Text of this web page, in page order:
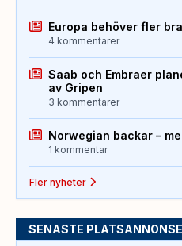
Europa behöver fler
4 kommentarer
Saab och Embraer
av Gripen
3 kommentarer
Norwegian backar –
1 kommentar
Fler nyheter
SENASTE